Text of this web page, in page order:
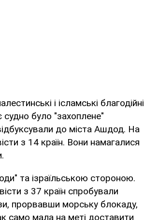
і ісламські благодійні
судно було "захоплене"
до міста Ашдод. На
з 14 країн. Вони намагалися
та ізраїльською стороною.
з 37 країн спробували
прорвавши морську блокаду,
само мала на меті доставити